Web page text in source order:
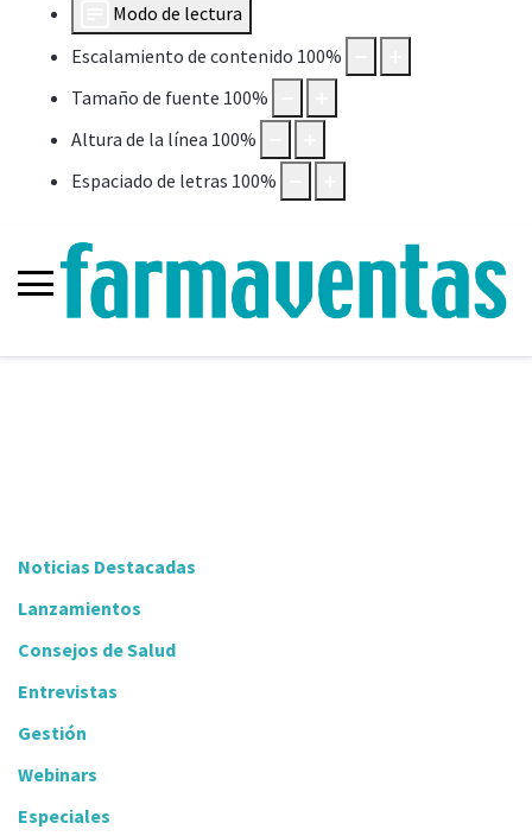
Modo de lectura
Escalamiento de contenido 100%
Tamaño de fuente 100%
Altura de la línea 100%
Espaciado de letras 100%
Noticias Destacadas
Lanzamientos
Consejos de Salud
Entrevistas
Gestión
Webinars
Especiales